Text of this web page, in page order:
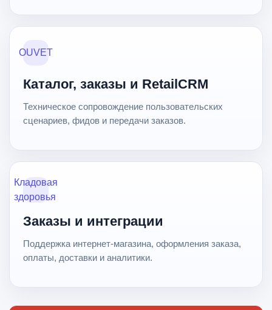
OUVET
Каталог, заказы и RetailCRM
Техническое сопровождение пользовательских
сценариев, фидов и передачи заказов.
Кладовая
здоровья
Заказы и интеграции
Поддержка интернет-магазина, оформления заказа,
оплаты, доставки и аналитики.